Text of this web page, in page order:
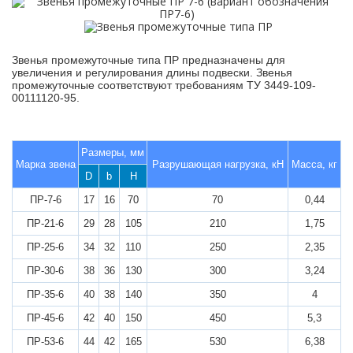
Звенья промежуточные типа ПР предназначены для
увеличения и регулирования длины подвески. Звенья
промежуточные соответствуют требованиям ТУ 3449-109-
00111120-95.
Марка звена
Размеры, мм
Разрушающая нагрузка, кН
Масса, кг
D
b
H
ПР-7-6
17 16 70 70
0,44
ПР-21-6
29 28 105 210
1,75
ПР-25-6
34 32 110 250
2,35
ПР-30-6
38 36 130 300
3,24
ПР-35-6
40 38 140 350
4
ПР-45-6
42 40 150 450
5,3
ПР-53-6
44 42 165 530
6,38